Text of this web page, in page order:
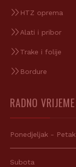
HTZ oprema
Alati i pribor
Trake i folije
Bordure
RADNO VRIJEME
Ponedjeljak - Petak
Subota